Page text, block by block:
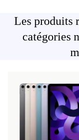
Les produits
catégories